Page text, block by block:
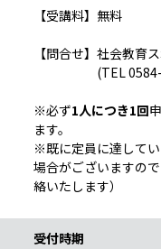
【受講料】無料
【問合せ】社会教育
(TEL 0584-
※必ず1人につき1回
ます。
※既に定員に達して
場合がございますの
絡いたします）
受付時期